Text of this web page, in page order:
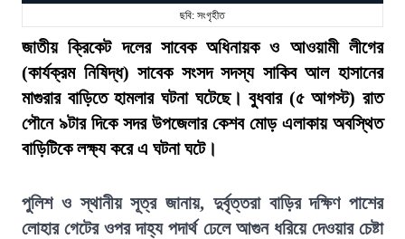
ছবি: সংগৃহীত
জাতীয় ক্রিকেট দলের সাবেক অধিনায়ক ও আওয়ামী লীগের
(কার্যক্রম নিষিদ্ধ) সাবেক সংসদ সদস্য সাকিব আল হাসানের
মাগুরার বাড়িতে হামলার ঘটনা ঘটেছে। বুধবার (৫ আগস্ট) রাত
পৌনে ৯টার দিকে সদর উপজেলার কেশব মোড় এলাকায় অবস্থিত
বাড়িটিকে লক্ষ্য করে এ ঘটনা ঘটে।
পুলিশ ও স্থানীয় সূত্র জানায়, দুর্বৃত্তরা বাড়ির দক্ষিণ পাশের
লোহার গেটের ওপর দাহ্য পদার্থ ঢেলে আগুন ধরিয়ে দেওয়ার চেষ্টা